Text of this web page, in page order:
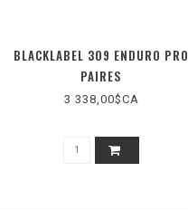
BLACKLABEL 309 ENDURO PRO
PAIRES
3 338,00$CA